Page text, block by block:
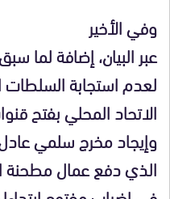
وفي الأخير
عبر البيان، إضافة لما
لعدم استجابة السلطات
الاتحاد المحلي بفتح
وإيجاد مخرج سلمي عادل
الذي دفع عمال مطحنة